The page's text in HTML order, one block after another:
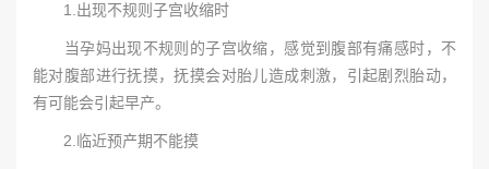
1.出现不规则子宫收缩时
当孕妈出现不规则的子宫收缩，感觉到腹部有痛感时，不
能对腹部进行抚摸，抚摸会对胎儿造成刺激，引起剧烈胎动，
有可能会引起早产。
2.临近预产期不能摸